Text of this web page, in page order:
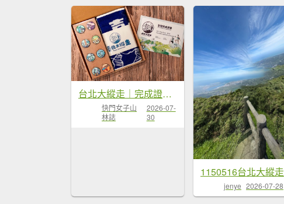
台北大縱走｜完成證書 x 徽章獎品 x 路線全攻略
快門女子山
林誌
2026-07-
30
jenye 2026-07-28